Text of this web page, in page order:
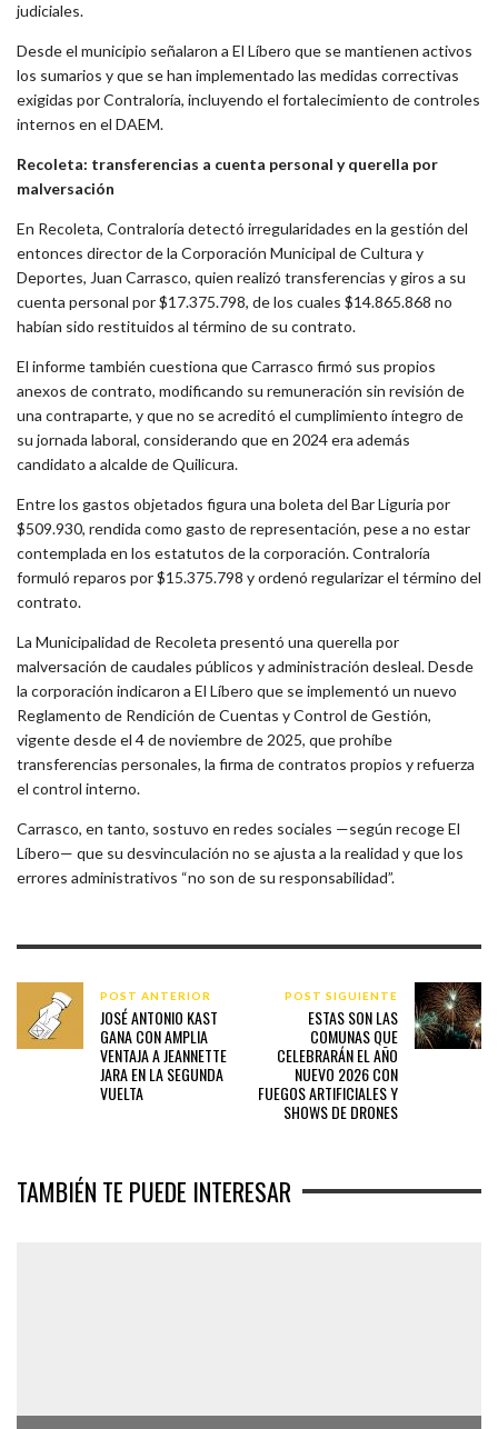
judiciales.
Desde el municipio señalaron a El Líbero que se mantienen activos
los sumarios y que se han implementado las medidas correctivas
exigidas por Contraloría, incluyendo el fortalecimiento de controles
internos en el DAEM.
Recoleta: transferencias a cuenta personal y querella por
malversación
En Recoleta, Contraloría detectó irregularidades en la gestión del
entonces director de la Corporación Municipal de Cultura y
Deportes, Juan Carrasco, quien realizó transferencias y giros a su
cuenta personal por$17.375.798, de los cuales $14.865.868 no
habían sido restituidos al término de su contrato.
El informe también cuestiona que Carrasco firmó sus propios
anexos de contrato, modificando su remuneración sin revisión de
una contraparte, y queno se acreditó el cumplimiento íntegro de
su jornada laboral, considerando que en 2024 era además
candidato a alcalde de Quilicura.
Entre los gastos objetados figura una boleta del Bar Liguria por
$509.930, rendida como gasto de representación, pese a no estar
contemplada en los estatutos de la corporación. Contraloría
formuló reparos por$15.375.798 y ordenó regularizar el término del
contrato.
La Municipalidad de Recoleta presentó una querella por
malversación de caudales públicos y administración desleal. Desde
la corporación indicaron a El Líbero que se implementó un nuevo
Reglamento de Rendición de Cuentas y Control de Gestión,
vigente desde el 4 de noviembre de 2025, que prohíbe
transferencias personales, la firma de contratos propios y refuerza
el control interno.
Carrasco, en tanto, sostuvo en redes sociales —según recogeEl
Líbero— que su desvinculación no se ajusta a la realidad y que los
errores administrativos “no son de su responsabilidad”.
POST ANTERIOR
JOSÉ ANTONIO KAST
GANA CON AMPLIA
VENTAJA A JEANNETTE
JARA EN LA SEGUNDA
VUELTA
POST SIGUIENTE
ESTAS SON LAS
COMUNAS QUE
CELEBRARÁN EL AÑO
NUEVO 2026 CON
FUEGOS ARTIFICIALES Y
SHOWS DE DRONES
TAMBIÉN TE PUEDE INTERESAR